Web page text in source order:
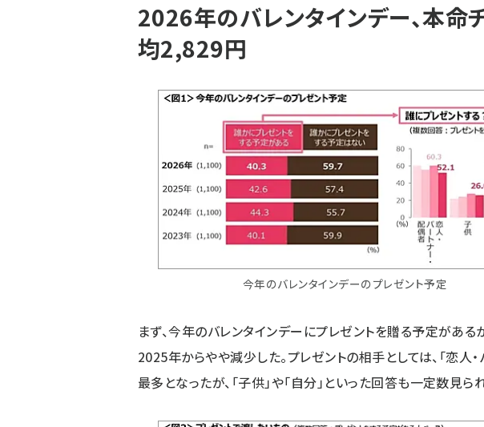
2026年のバレンタインデー、本命
均2,829円
今年のバレンタインデーのプレゼント予定
まず、今年のバレンタインデーにプレゼントを贈る予定があるか
2025年からやや減少した。プレゼントの相手としては、「恋人
最多となったが、「子供」や「自分」といった回答も一定数見ら